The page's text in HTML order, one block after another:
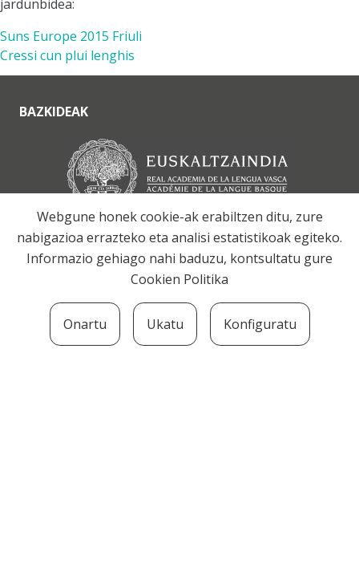
jardunbidea:
Suns Europe 2015 Friuli
Cressi cun plui lenghis
BAZKIDEAK
Webgune honek cookie-ak erabiltzen ditu, zure
nabigazioa errazteko eta analisi estatistikoak egiteko.
Informazio gehiago nahi baduzu, kontsultatu gure
Cookien Politika
Onartu Ukatu Konfiguratu